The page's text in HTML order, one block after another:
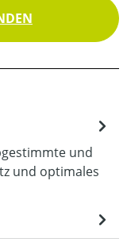
und
und optimales